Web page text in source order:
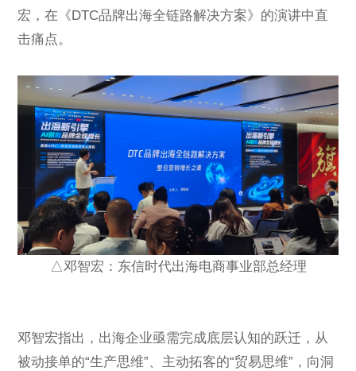
宏，在《DTC品牌出海全链路解决方案》的演讲中直
击痛点。
△邓智宏：东信时代出海电商事业部总经理
邓智宏指出，出海企业亟需完成底层认知的跃迁，从
被动接单的“生产思维”、主动拓客的“贸易思维”，向洞